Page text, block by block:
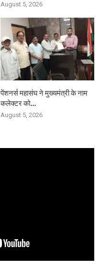
August 5, 2026
पेंशनर्स महासंघ ने मुख्यमंत्री के नाम
कलेक्टर को...
August 5, 2026